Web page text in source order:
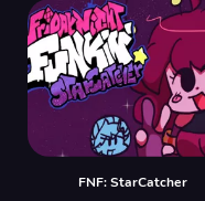
FNF: StarCatcher